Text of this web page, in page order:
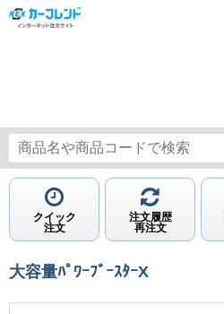
クイック
注文
注文履歴
再注文
大容量ﾊﾟﾜｰﾌﾞｰｽﾀｰX